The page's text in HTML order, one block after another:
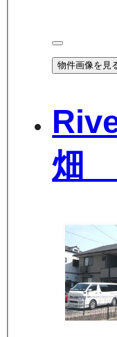
物件画像を見
畑